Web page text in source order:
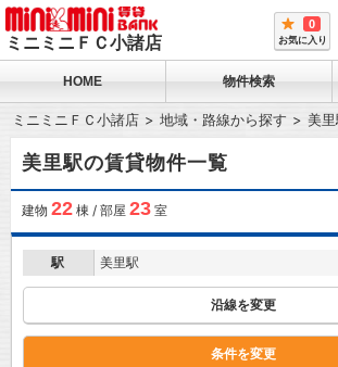
ミニミニＦＣ小諸店
0
お気に入り
HOME 物件検索
ミニミニＦＣ小諸店 地域・路線から探す 美
美里駅の賃貸物件一覧
建物 22棟 / 部屋 23室
駅 美里駅
沿線を変更
条件を変更